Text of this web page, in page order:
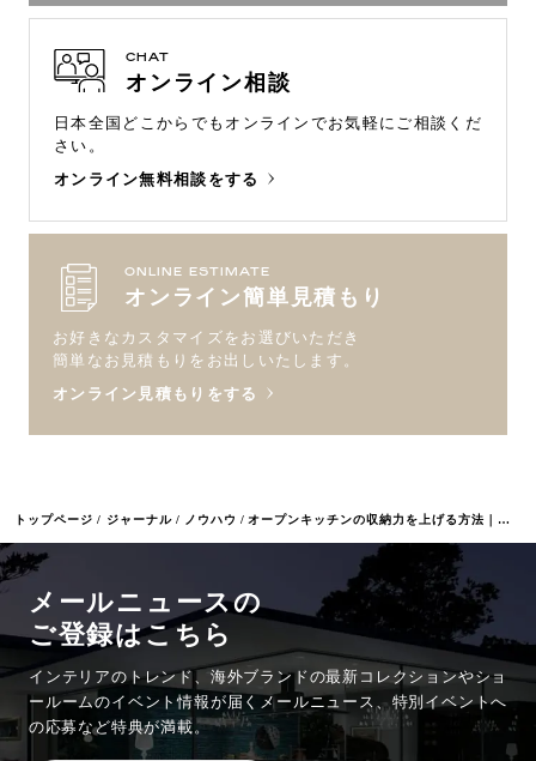
トップページ ジャーナル ノウハウ オープンキッチンの収納力を上げる方法｜施工事例も紹介
CHAT
オンライン相談
日本全国どこからでもオンラインでお気軽にご相談くだ
さい。
オンライン無料相談をする
ONLINE ESTIMATE
オンライン簡単見積もり
お好きなカスタマイズをお選びいただき
簡単なお見積もりをお出しいたします。
オンライン見積もりをする
メールニュースの
ご登録はこちら
インテリアのトレンド、海外ブランドの最新コレクションやショ
ールームのイベント情報が 届くメールニュース、特別イベントへ
の応募など特典が満載。